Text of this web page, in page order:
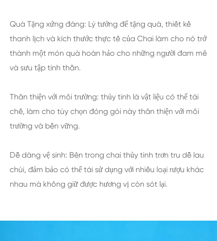
Quà Tặng xứng đáng: Lý tưởng để tặng quà, thiết kế
thanh lịch và kích thước thực tế của Chai làm cho nó trở
thành một món quà hoàn hảo cho những người đam mê
và sưu tập tinh thần.
Thân thiện với môi trường: thủy tinh là vật liệu có thể tái
chế, làm cho tùy chọn đóng gói này thân thiện với môi
trường và bền vững.
Dễ dàng vệ sinh: Bên trong chai thủy tinh trơn tru dễ lau
chùi, đảm bảo có thể tái sử dụng với nhiều loại rượu khác
nhau mà không giữ được hương vị còn sót lại.